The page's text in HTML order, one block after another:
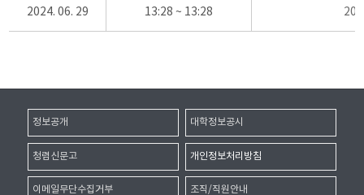
2024. 06. 29 13:28 ~ 13:28
정보공개 대학정보공시
청렴신문고 개인정보처리방침
이메일무단수집거부 조직/직원안내